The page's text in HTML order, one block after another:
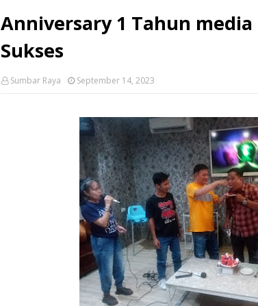
Anniversary 1 Tahun
Sukses
Sumbar Raya September 14, 2023